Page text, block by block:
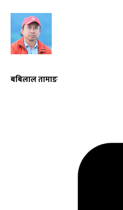
बबिलाल तामाङ